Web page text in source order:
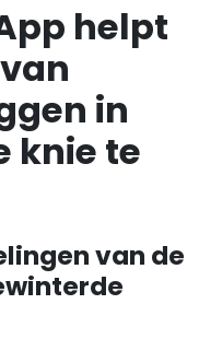
helpt
in
knie te
van de